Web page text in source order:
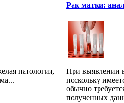
патология,
Рак матки:
При выявлении
поскольку
обычно
полученных